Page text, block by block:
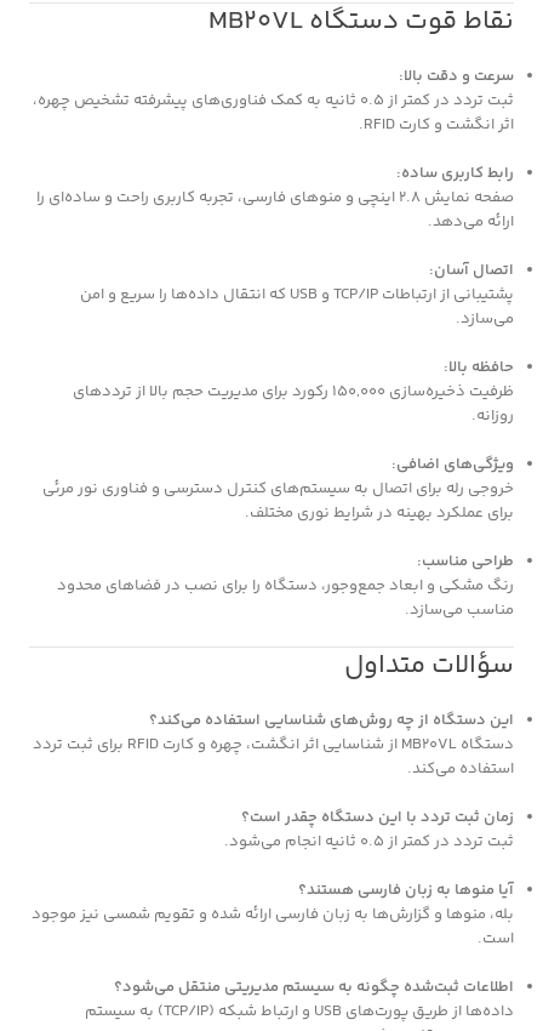
نقاط قوت دستگاه MB20VL
سرعت و دقت بالا:
ثبت تردد در کمتر از 0.5 ثانیه به کمک فناوری‌های پیشرفته تشخیص چهره،
اثر انگشت و کارت RFID.
رابط کاربری ساده:
صفحه نمایش 2.8 اینچی و منوهای فارسی، تجربه کاربری راحت و ساده‌ای را
ارائه می‌دهد.
اتصال آسان:
پشتیبانی از ارتباطات TCP/IP و USB که انتقال داده‌ها را سریع و امن
می‌سازد.
حافظه بالا:
ظرفیت ذخیره‌سازی 150,000 رکورد برای مدیریت حجم بالا از ترددهای
روزانه.
ویژگی‌های اضافی:
خروجی رله برای اتصال به سیستم‌های کنترل دسترسی و فناوری نور مرئی
برای عملکرد بهینه در شرایط نوری مختلف.
طراحی مناسب:
رنگ مشکی و ابعاد جمع‌وجور، دستگاه را برای نصب در فضاهای محدود
مناسب می‌سازد.
سؤالات متداول
این دستگاه از چه روش‌های شناسایی استفاده می‌کند؟
دستگاه MB20VL از شناسایی اثر انگشت، چهره و کارت RFID برای ثبت تردد
استفاده می‌کند.
زمان ثبت تردد با این دستگاه چقدر است؟
ثبت تردد در کمتر از 0.5 ثانیه انجام می‌شود.
آیا منوها به زبان فارسی هستند؟
بله، منوها و گزارش‌ها به زبان فارسی ارائه شده و تقویم شمسی نیز موجود
است.
اطلاعات ثبت‌شده چگونه به سیستم مدیریتی منتقل می‌شود؟
داده‌ها از طریق پورت‌های USB و ارتباط شبکه (TCP/IP) به سیستم